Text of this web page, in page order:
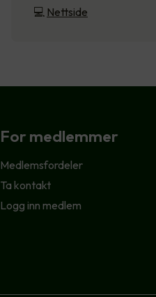
💻 Nettside
For medlemmer
Medlemsfordeler
Ta kontakt
Logg inn medlem